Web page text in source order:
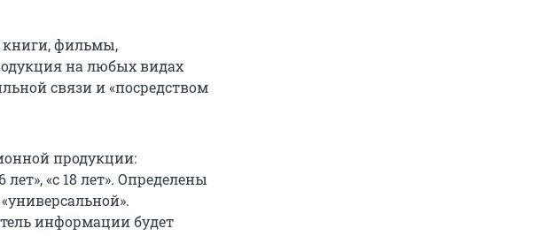
фильмы,
на любых видах
связи и «посредством
продукции:
лет», «с 18 лет». Определены
информации будет